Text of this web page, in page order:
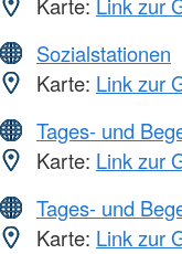
Karte: Link zur
Sozialstationen
Karte: Link zur
Tages- und
Karte: Link zur
Tages- und
Karte: Link zur